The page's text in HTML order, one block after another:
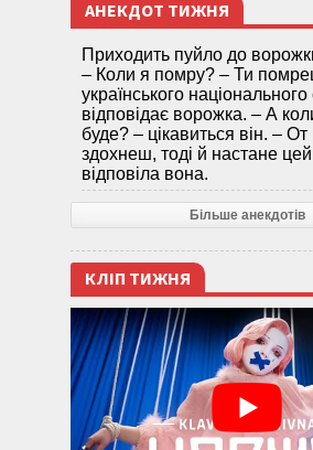
АНЕКДОТ ТИЖНЯ
Приходить пуйло до
– Коли я помру? – Ти
українського
відповідає ворожка. – А
буде? – цікавиться він. – От
здохнеш, тоді й настане
відповіла вона.
Більше анекдотів
КЛІП ТИЖНЯ